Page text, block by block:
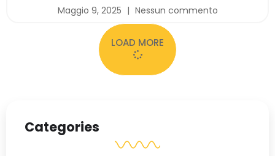
Maggio 9, 2025 Nessun commento
LOAD MORE
Categories